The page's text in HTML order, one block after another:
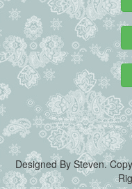
Designed By Steven.